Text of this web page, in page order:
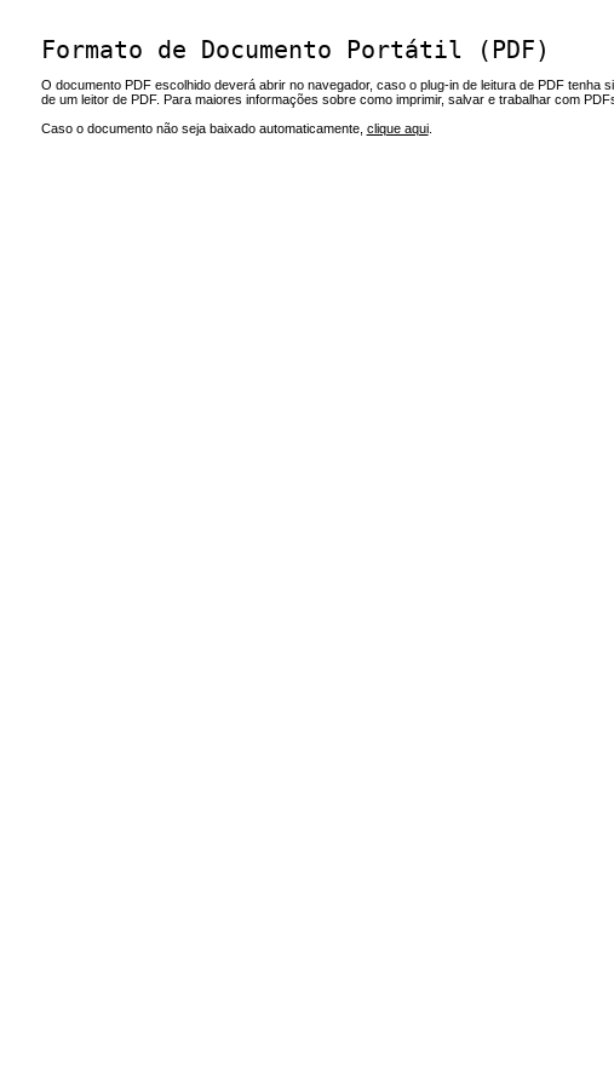
Formato de Documento Portátil (PDF)
O documento PDF escolhido deverá abrir no navegador, caso o plug-in de leitura de PDF tenha
de um leitor de PDF. Para maiores informações sobre como imprimir, salvar e trabalhar com
Caso o documento não seja baixado automaticamente, clique aqui.